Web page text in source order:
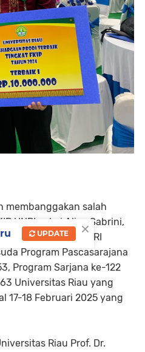
membanggakan salah
UNRI yakni Aliya Sabrini,
FKIP UNRI
Program Pascasarajana
Program Sarjana ke-122
Universitas Riau yang
17-18 Februari 2025 yang
Riau Prof. Dr.
×
UPDATE